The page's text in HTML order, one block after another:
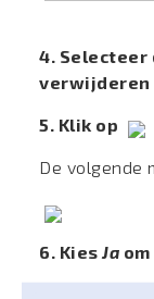
4.
verwijderen
5. Klik op
De volgende
6. Kies Ja